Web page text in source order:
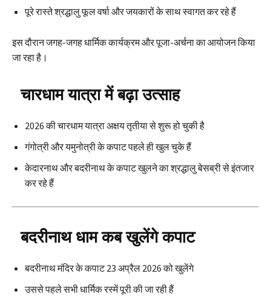
पूरे रास्ते श्रद्धालु फूल वर्षा और जयकारों के साथ स्वागत कर रहे हैं
इस दौरान जगह-जगह धार्मिक कार्यक्रम और पूजा-अर्चना का आयोजन किया
जा रहा है।
चारधाम यात्रा में बढ़ा उत्साह
2026 की चारधाम यात्रा अक्षय तृतीया से शुरू हो चुकी है
गंगोत्री और यमुनोत्री के कपाट पहले ही खुल चुके हैं
केदारनाथ और बदरीनाथ के कपाट खुलने का श्रद्धालु बेसब्री से इंतजार
कर रहे हैं
बदरीनाथ धाम कब खुलेंगे कपाट
बदरीनाथ मंदिर के कपाट 23 अप्रैल 2026 को खुलेंगे
उससे पहले सभी धार्मिक रस्में पूरी की जा रही हैं